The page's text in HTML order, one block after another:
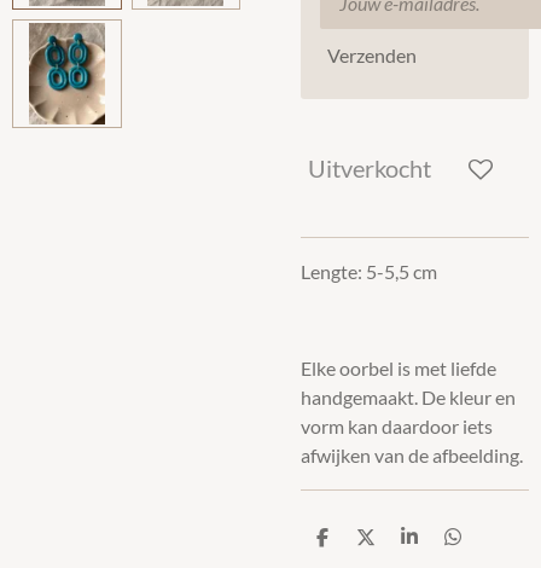
Verzenden
Uitverkocht
Lengte: 5-5,5 cm
Elke oorbel is met liefde
handgemaakt. De kleur en
vorm kan daardoor iets
afwijken van de afbeelding.
D
D
S
D